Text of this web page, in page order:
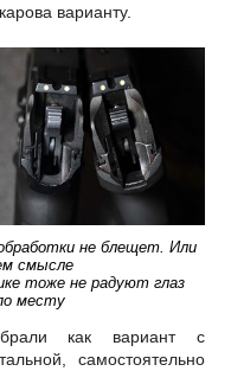
варианту.
не блещет. Или
смысле
тоже не радуют глаз
месту
как вариант с
самостоятельно